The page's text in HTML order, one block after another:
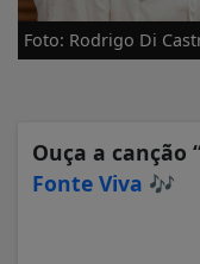
Foto: Rodrigo Di
Ouça a canção
Fonte Viva 🎶